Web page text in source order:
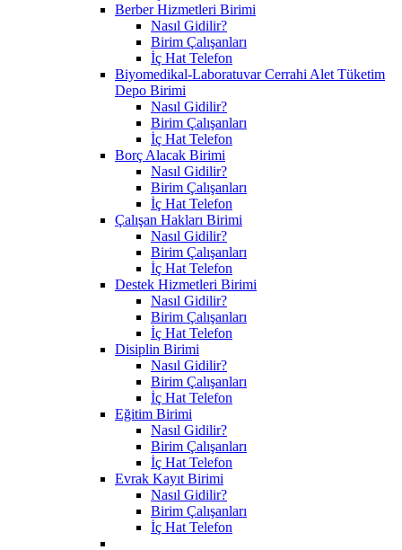
Berber Hizmetleri Birimi
Nasıl Gidilir?
Birim Çalışanları
İç Hat Telefon
Biyomedikal-Laboratuvar Cerrahi Alet Tüketim
Depo Birimi
Nasıl Gidilir?
Birim Çalışanları
İç Hat Telefon
Borç Alacak Birimi
Nasıl Gidilir?
Birim Çalışanları
İç Hat Telefon
Çalışan Hakları Birimi
Nasıl Gidilir?
Birim Çalışanları
İç Hat Telefon
Destek Hizmetleri Birimi
Nasıl Gidilir?
Birim Çalışanları
İç Hat Telefon
Disiplin Birimi
Nasıl Gidilir?
Birim Çalışanları
İç Hat Telefon
Eğitim Birimi
Nasıl Gidilir?
Birim Çalışanları
İç Hat Telefon
Evrak Kayıt Birimi
Nasıl Gidilir?
Birim Çalışanları
İç Hat Telefon